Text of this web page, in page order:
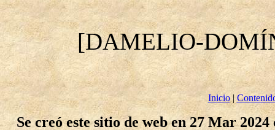
[DAMELIO-
Inicio|
Se creó este sitio de web en 27 Mar